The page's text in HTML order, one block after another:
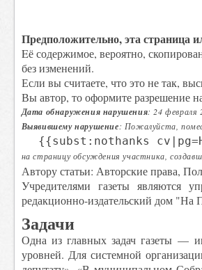
Предположительно, эта страница
Eё содержимое, вероятно,
без изменений.
Если вы считаете, что это не так,
Вы автор, то оформите разрешение
Дата обнаружения нарушения: 24 февраля
Выявившему нарушение: Пожалуйста,
{{subst:nothanks
на страницу обсуждения участника,
Автору статьи: Авторские права,
Учредителями газеты являются
редакционно-издательский дом "На
Задачи
Одна из главных задач газеты —
уровней. Для системной